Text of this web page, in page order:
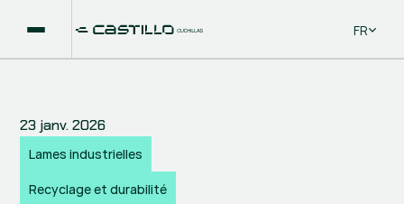
Select
FR
23 janv. 2026
Lames industrielles
Recyclage et durabilité